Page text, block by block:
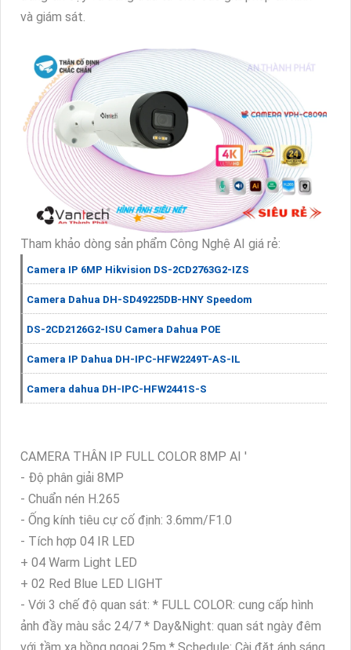
và giám sát.
Tham khảo dòng sản phẩm Công Nghệ AI giá rẻ:
Camera IP 6MP Hikvision DS-2CD2763G2-IZS
Camera Dahua DH-SD49225DB-HNY Speedom
DS-2CD2126G2-ISU Camera Dahua POE
Camera IP Dahua DH-IPC-HFW2249T-AS-IL
Camera dahua DH-IPC-HFW2441S-S
CAMERA THÂN IP FULL COLOR 8MP AI '
- Độ phân giải 8MP
- Chuẩn nén H.265
- Ống kính tiêu cự cố định: 3.6mm/F1.0
- Tích hợp 04 IR LED
+ 04 Warm Light LED
+ 02 Red Blue LED LIGHT
- Với 3 chế độ quan sát: * FULL COLOR: cung cấp hình
ảnh đầy màu sắc 24/7 * Day&Night: quan sát ngày đêm